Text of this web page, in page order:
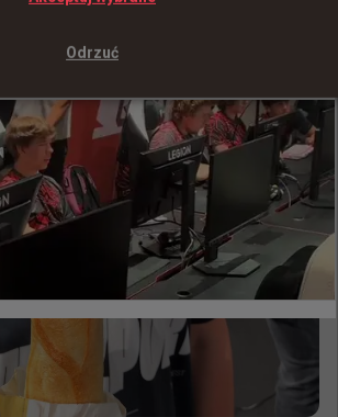
oprowadziło nas po paryskiej hali
Odrzuć